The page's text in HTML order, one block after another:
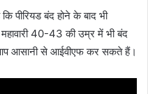
पीरियड बंद होने के बाद भी
40-43 की उम्र में भी बंद
आप आसानी से आईवीएफ कर सकते हैं।